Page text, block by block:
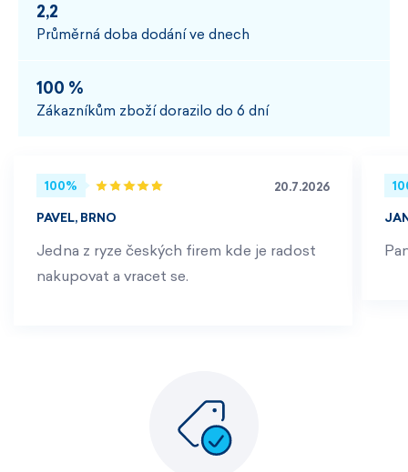
2,2
Průměrná doba dodání ve dnech
100 %
Zákazníkům zboží dorazilo do 6 dní
100% 20.7.2026
PAVEL, BRNO
Jedna z ryze českých firem kde je radost
nakupovat a vracet se.